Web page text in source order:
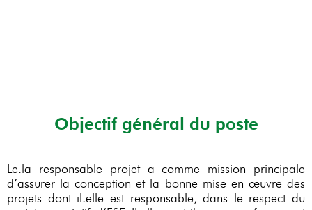
Objectif général du poste
Le.la responsable projet a comme mission principale
d’assurer la conception et la bonne mise en œuvre des
projets dont il.elle est responsable, dans le respect du